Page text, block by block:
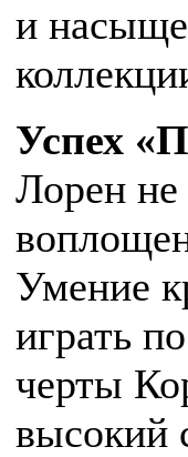
и
Успех
Лорен не
Умение
играть
черты
высокий